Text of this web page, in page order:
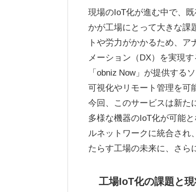
現場のIoT化が進む中で、
かが工場にとって大きな課
トや労力がかかるため、
メーション（DX）を実現
「obniz Now」が提供する
可視化やリモート管理を可
今回、このサービスは新た
多様な機器のIoT化が可能
ルネットワークに統合され
たらす工場の未来に、さら
工場IoT化の課題と